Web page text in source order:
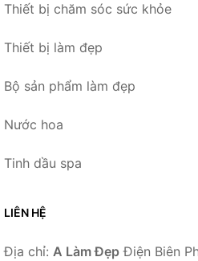
Thiết bị chăm sóc sức khỏe
Thiết bị làm đẹp
Bộ sản phẩm làm đẹp
Nước hoa
Tinh dầu spa
LIÊN HỆ
Địa chỉ: A Làm Đẹp Điện Biên